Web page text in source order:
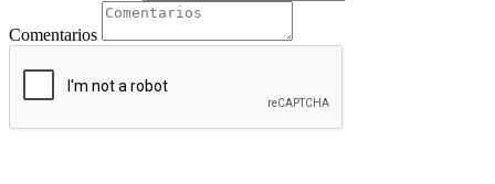
Comentarios